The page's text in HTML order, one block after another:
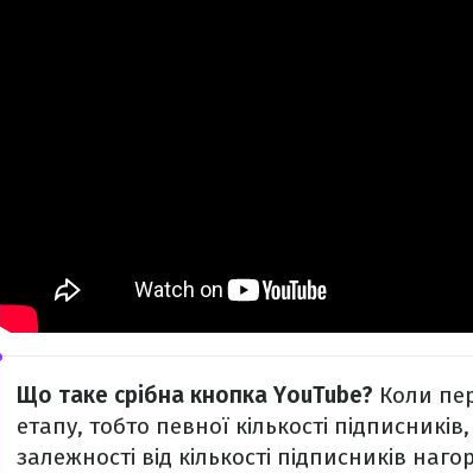
Що таке срібна кнопка YouTube? Коли
етапу, тобто певної кількості
залежності від кількості підписників